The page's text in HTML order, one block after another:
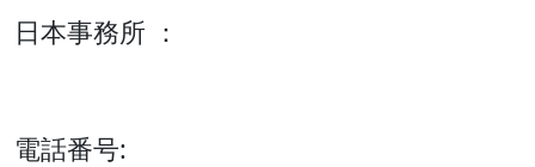
日本事務所 ：
電話番号: